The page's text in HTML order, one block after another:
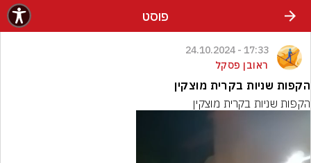
פוסט
17:33 - 24.10.2024
ראובן פסקל
הקפות שניות בקרית מוצקין
הקפות שניות בקרית מוצקין